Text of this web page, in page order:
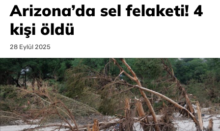
Arizona’da sel felaketi! 4
kişi öldü
28 Eylül 2025